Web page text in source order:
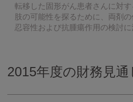
転移した固形がん患者さんに対
肢の可能性を探るために、両剤の
忍容性および抗腫瘍作用の検討に
2015年度の財務見通